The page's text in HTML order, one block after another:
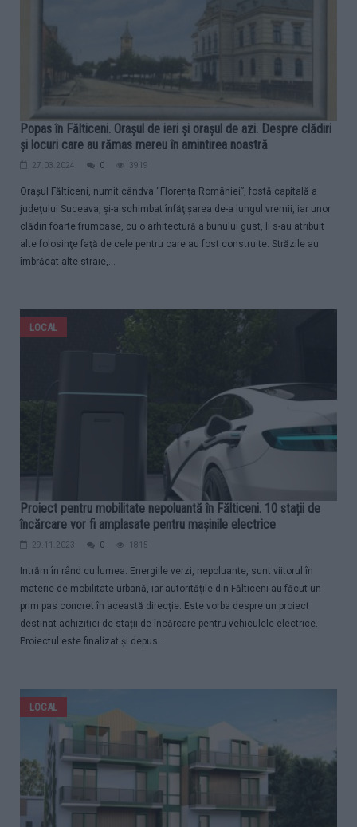
Popas în Fălticeni. Orașul de ieri și orașul de azi. Despre clădiri
și locuri care au rămas mereu în amintirea noastră
27.03.2024 0 3919
Oraşul Fălticeni, numit cândva “Florenţa României”, fostă capitală a
judeţului Suceava, şi-a schimbat înfăţişarea de-a lungul vremii, iar unor
clădiri foarte frumoase, cu o arhitectură a bunului gust, li s-au atribuit
alte folosinţe faţă de cele pentru care au fost construite. Străzile au
îmbrăcat alte straie,...
LOCAL
Proiect pentru mobilitate nepoluantă în Fălticeni. 10 stații de
încărcare vor fi amplasate pentru mașinile electrice
29.11.2023 0 1815
Intrăm în rând cu lumea. Energiile verzi, nepoluante, sunt viitorul în
materie de mobilitate urbană, iar autoritățile din Fălticeni au făcut un
prim pas concret în această direcție. Este vorba despre un proiect
destinat achiziției de stații de încărcare pentru vehiculele electrice.
Proiectul este finalizat și depus...
LOCAL